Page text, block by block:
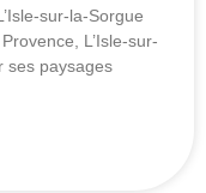
sur-la-Sorgue
L’Isle-sur-
ses paysages